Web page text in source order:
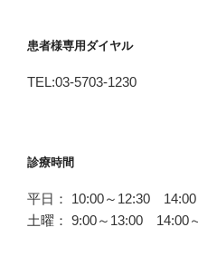
患者様専用ダイヤル
TEL:03-5703-1230
診療時間
平日： 10:00～12:30 14:00
土曜： 9:00～13:00 14:00